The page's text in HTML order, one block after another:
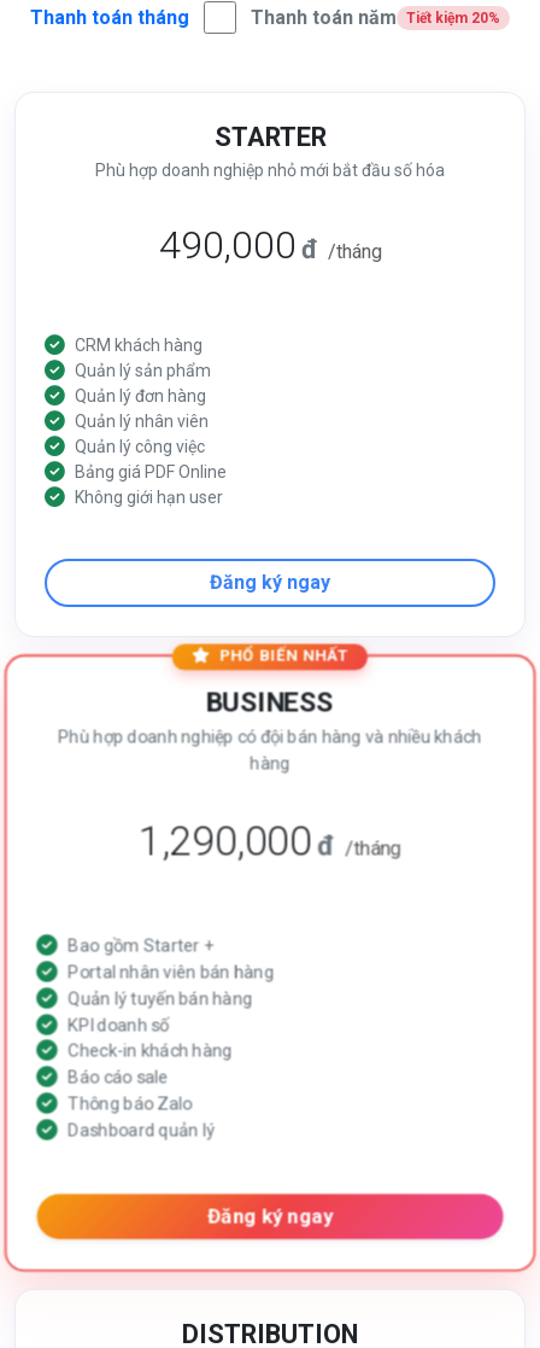
Thanh toán tháng Thanh toán năm Tiết kiệm 20%
STARTER
Phù hợp doanh nghiệp nhỏ mới bắt đầu số hóa
490,000 đ /tháng
CRM khách hàng
Quản lý sản phẩm
Quản lý đơn hàng
Quản lý nhân viên
Quản lý công việc
Bảng giá PDF Online
Không giới hạn user
Đăng ký ngay
PHỔ BIẾN NHẤT
BUSINESS
Phù hợp doanh nghiệp có đội bán hàng và nhiều khách
hàng
1,290,000đ /tháng
Bao gồm Starter +
Portal nhân viên bán hàng
Quản lý tuyến bán hàng
KPI doanh số
Check-in khách hàng
Báo cáo sale
Thông báo Zalo
Dashboard quản lý
Đăng ký ngay
DISTRIBUTION